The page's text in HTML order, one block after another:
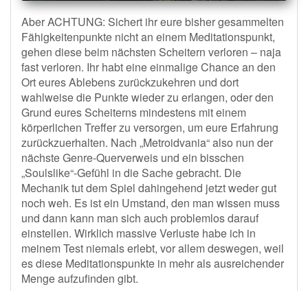
Aber ACHTUNG: Sichert ihr eure bisher gesammelten
Fähigkeitenpunkte nicht an einem Meditationspunkt,
gehen diese beim nächsten Scheitern verloren – naja
fast verloren. Ihr habt eine einmalige Chance an den
Ort eures Ablebens zurückzukehren und dort
wahlweise die Punkte wieder zu erlangen, oder den
Grund eures Scheiterns mindestens mit einem
körperlichen Treffer zu versorgen, um eure Erfahrung
zurückzuerhalten. Nach „Metroidvania“ also nun der
nächste Genre-Querverweis und ein bisschen
„Soulslike“-Gefühl in die Sache gebracht. Die
Mechanik tut dem Spiel dahingehend jetzt weder gut
noch weh. Es ist ein Umstand, den man wissen muss
und dann kann man sich auch problemlos darauf
einstellen. Wirklich massive Verluste habe ich in
meinem Test niemals erlebt, vor allem deswegen, weil
es diese Meditationspunkte in mehr als ausreichender
Menge aufzufinden gibt.